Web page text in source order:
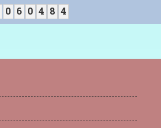
0 6 0 4 8 4